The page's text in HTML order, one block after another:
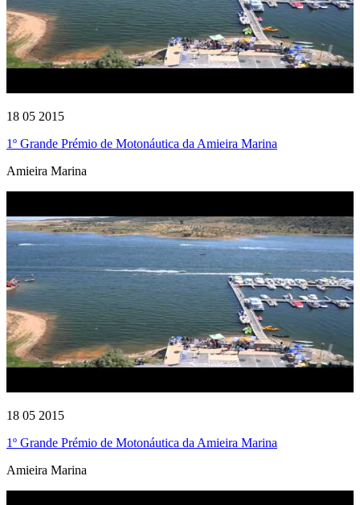
18 05 2015
1º Grande Prémio de Motonáutica da Amieira Marina
Amieira Marina
18 05 2015
1º Grande Prémio de Motonáutica da Amieira Marina
Amieira Marina